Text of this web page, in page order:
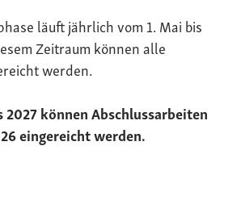
läuft jährlich vom 1. Mai bis
Zeitraum können alle
werden.
2027 können Abschlussarbeiten
eingereicht werden.